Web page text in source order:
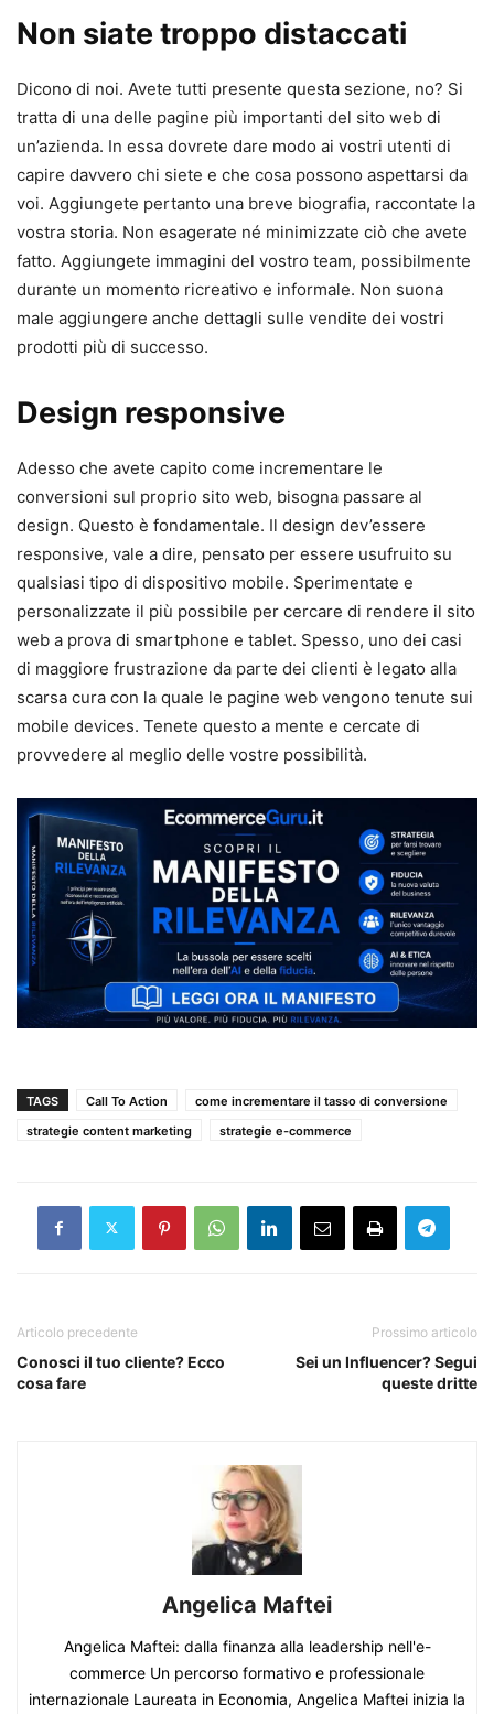
Non siate troppo distaccati
Dicono di noi. Avete tutti presente questa sezione, no? Si
tratta di una delle pagine più importanti del sito web di
un’azienda. In essa dovrete dare modo ai vostri utenti di
capire davvero chi siete e che cosa possono aspettarsi da
voi. Aggiungete pertanto una breve biografia, raccontate la
vostra storia. Non esagerate né minimizzate ciò che avete
fatto. Aggiungete immagini del vostro team, possibilmente
durante un momento ricreativo e informale. Non suona
male aggiungere anche dettagli sulle vendite dei vostri
prodotti più di successo.
Design responsive
Adesso che avete capito come incrementare le
conversioni sul proprio sito web, bisogna passare al
design. Questo è fondamentale. Il design dev’essere
responsive, vale a dire, pensato per essere usufruito su
qualsiasi tipo di dispositivo mobile. Sperimentate e
personalizzate il più possibile per cercare di rendere il sito
web a prova di smartphone e tablet. Spesso, uno dei casi
di maggiore frustrazione da parte dei clienti è legato alla
scarsa cura con la quale le pagine web vengono tenute sui
mobile devices. Tenete questo a mente e cercate di
provvedere al meglio delle vostre possibilità.
TAGS Call To Action
come incrementare il tasso di conversione
strategie content marketing
strategie e-commerce
Articolo precedente
Conosci il tuo cliente? Ecco
cosa fare
Prossimo articolo
Sei un Influencer? Segui
queste dritte
Angelica Maftei
Angelica Maftei: dalla finanza alla leadership nell'e-
commerce Un percorso formativo e professionale
internazionale Laureata in Economia, Angelica Maftei inizia la